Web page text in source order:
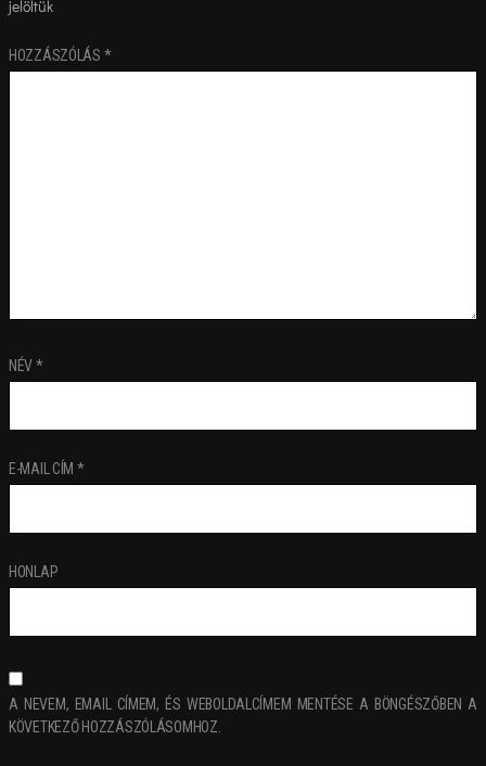
jelöltük
HOZZÁSZÓLÁS *
NÉV*
E-MAIL CÍM *
HONLAP
A NEVEM, EMAIL CÍMEM, ÉS WEBOLDALCÍMEM MENTÉSE A BÖNGÉSZŐBEN A
KÖVETKEZŐ HOZZÁSZÓLÁSOMHOZ.